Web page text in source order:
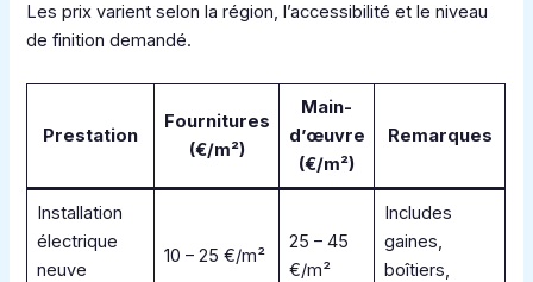
Les prix varient selon la région, l’accessibilité et le niveau
de finition demandé.
Prestation
Fournitures
(€/m²)
Main-
d’œuvre
(€/m²)
Remarques
Installation
électrique
neuve
10 – 25 €/m²
25 – 45
€/m²
Includes
gaines,
boîtiers,